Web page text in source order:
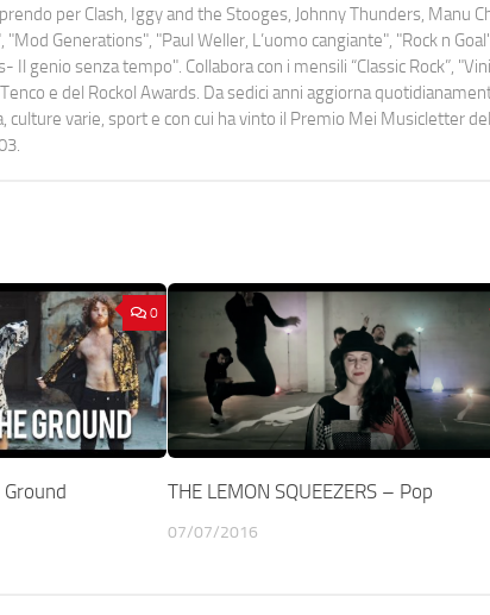
per Clash, Iggy and the Stooges, Johnny Thunders, Manu
Generations", "Paul Weller, L’uomo cangiante", "Rock n
genio senza tempo". Collabora con i mensili “Classic Rock”,
e del Rockol Awards. Da sedici anni aggiorna
varie, sport e con cui ha vinto il Premio Mei Musicletter del
0
THE LEMON SQUEEZERS – Pop
07/07/2016